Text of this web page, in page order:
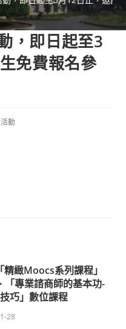
，即日起至3
免費報名參
動
緻Moocs系列課程」
「專業諮商師的基本功-
巧」數位課程
28